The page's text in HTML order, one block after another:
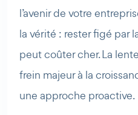
l’avenir de votre
la vérité : rester figé par
peut coûter cher. La
frein majeur à la
une approche proactive.